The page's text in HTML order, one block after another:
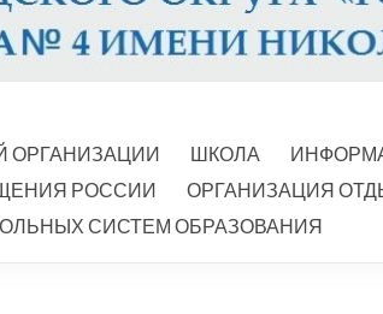
ОРГАНИЗАЦИИ ШКОЛА
РОССИИ ОРГАНИЗАЦИЯ
СИСТЕМ ОБРАЗОВАНИЯ